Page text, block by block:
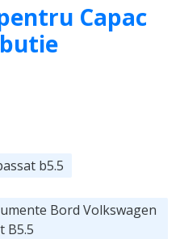
Capac
b5.5
Bord Volkswagen
B5.5